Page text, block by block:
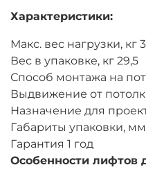
Характеристики:
Макс. вес нагрузки, кг
Вес в упаковке, кг 29,5
Способ монтажа на
Выдвижение от
Назначение для
Габариты упаковки,
Гарантия 1 год
Особенности лифтов